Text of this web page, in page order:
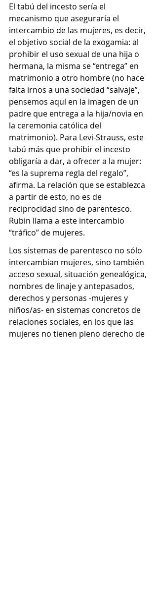
El tabú del incesto sería el
mecanismo que aseguraría el
intercambio de las mujeres, es decir,
el objetivo social de la exogamia: al
prohibir el uso sexual de una hija o
hermana, la misma se “entrega” en
matrimonio a otro hombre (no hace
falta irnos a una sociedad “salvaje”,
pensemos aquí en la imagen de un
padre que entrega a la hija/novia en
la ceremonia católica del
matrimonio). Para Levi-Strauss, este
tabú más que prohibir el incesto
obligaría a dar, a ofrecer a la mujer:
“es la suprema regla del regalo”,
afirma. La relación que se establezca
a partir de esto, no es de
reciprocidad sino de parentesco.
Rubin llama a este intercambio
“tráfico” de mujeres.
Los sistemas de parentesco no sólo
intercambian mujeres, sino también
acceso sexual, situación genealógica,
nombres de linaje y antepasados,
derechos y personas -mujeres y
niños/as- en sistemas concretos de
relaciones sociales, en los que las
mujeres no tienen pleno derecho de